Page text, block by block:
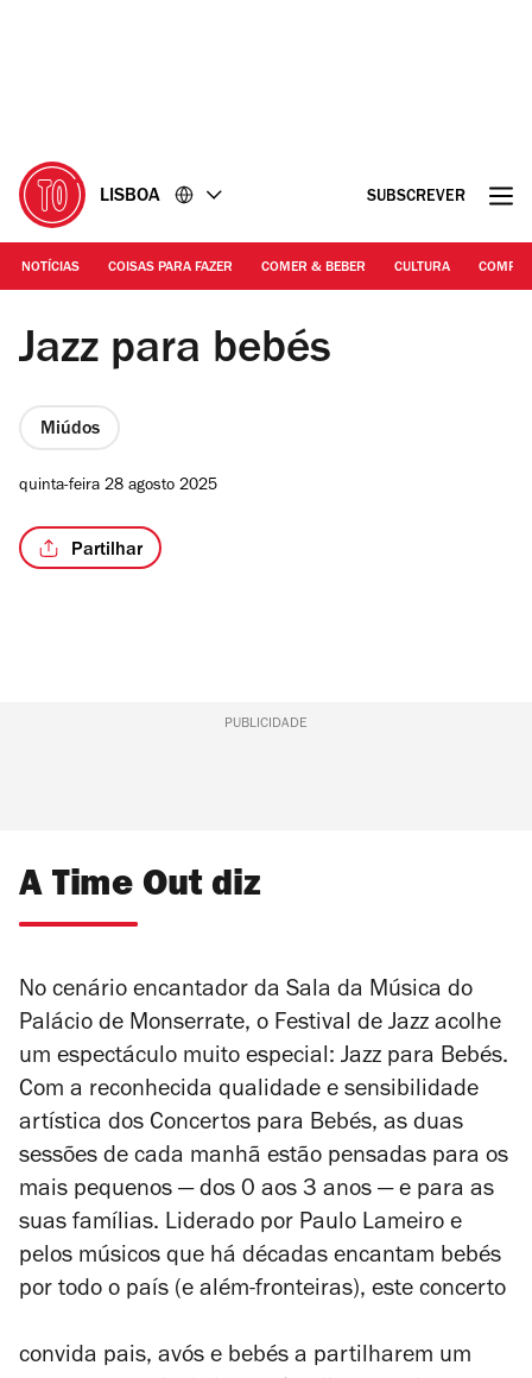
LISBOA SUBSCREVER
NOTÍCIAS COISAS PARA FAZER COMER & BEBER CULTURA
Jazz em Monserrate | Jazz para bebés
Jazz para bebés
Miúdos
quinta-feira 28 agosto 2025
Partilhar
PUBLICIDADE
A Time Out diz
No cenário encantador da Sala da Música do
Palácio de Monserrate, o Festival de Jazz acolhe
um espectáculo muito especial: Jazz para Bebés.
Com a reconhecida qualidade e sensibilidade
artística dos Concertos para Bebés, as duas
sessões de cada manhã estão pensadas para os
mais pequenos — dos 0 aos 3 anos — e para as
suas famílias. Liderado por Paulo Lameiro e
pelos músicos que há décadas encantam bebés
por todo o país (e além-fronteiras), este concerto
convida pais, avós e bebés a partilharem um